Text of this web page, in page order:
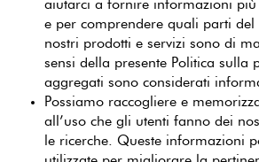
aiutarci a fornire informazioni
e per comprendere quali parti del
nostri prodotti e servizi sono di
sensi della presente Politica sulla
aggregati sono considerati
Possiamo raccogliere e
all’uso che gli utenti fanno dei
le ricerche. Queste informazioni